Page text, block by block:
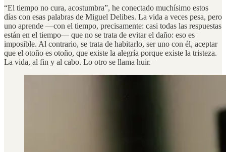
“El tiempo no cura, acostumbra”, he conectado muchísimo estos
días con esas palabras de Miguel Delibes. La vida a veces pesa, pero
uno aprende —con el tiempo, precisamente: casi todas las respuestas
están en el tiempo— que no se trata de evitar el daño: eso es
imposible. Al contrario, se trata de habitarlo, ser uno con él, aceptar
que el otoño es otoño, que existe la alegría porque existe la tristeza.
La vida, al fin y al cabo. Lo otro se llama huir.